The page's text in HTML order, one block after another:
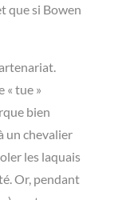
que si Bowen
« tue »
bien
un chevalier
les laquais
Or, pendant